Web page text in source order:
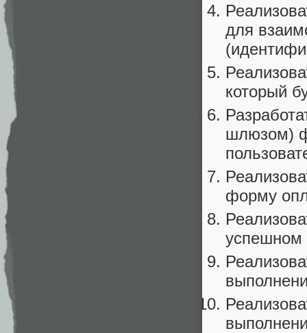
для
который
шлюзом)
форму
успешном